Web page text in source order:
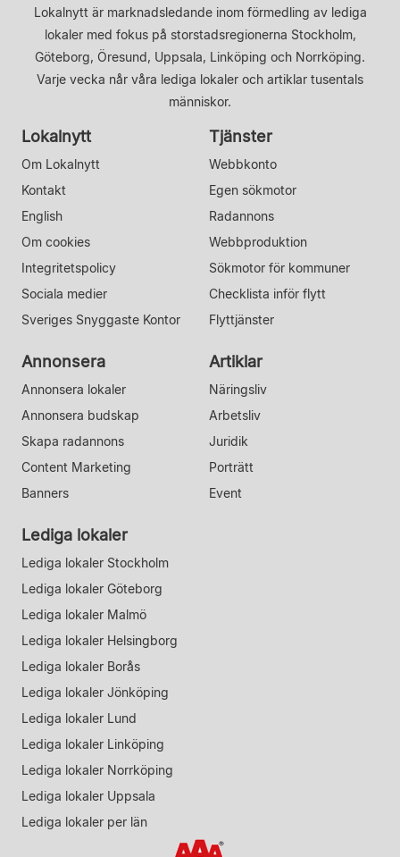
Lokalnytt är marknadsledande inom förmedling av lediga
lokaler med fokus på storstadsregionerna Stockholm,
Göteborg, Öresund, Uppsala, Linköping och Norrköping.
Varje vecka når våra lediga lokaler och artiklar tusentals
människor.
Lokalnytt
Om Lokalnytt
Kontakt
English
Om cookies
Integritetspolicy
Sociala medier
Sveriges Snyggaste Kontor
Tjänster
Webbkonto
Egen sökmotor
Radannons
Webbproduktion
Sökmotor för kommuner
Checklista inför flytt
Flyttjänster
Annonsera
Annonsera lokaler
Annonsera budskap
Skapa radannons
Content Marketing
Banners
Artiklar
Näringsliv
Arbetsliv
Juridik
Porträtt
Event
Lediga lokaler
Lediga lokaler Stockholm
Lediga lokaler Göteborg
Lediga lokaler Malmö
Lediga lokaler Helsingborg
Lediga lokaler Borås
Lediga lokaler Jönköping
Lediga lokaler Lund
Lediga lokaler Linköping
Lediga lokaler Norrköping
Lediga lokaler Uppsala
Lediga lokaler per län